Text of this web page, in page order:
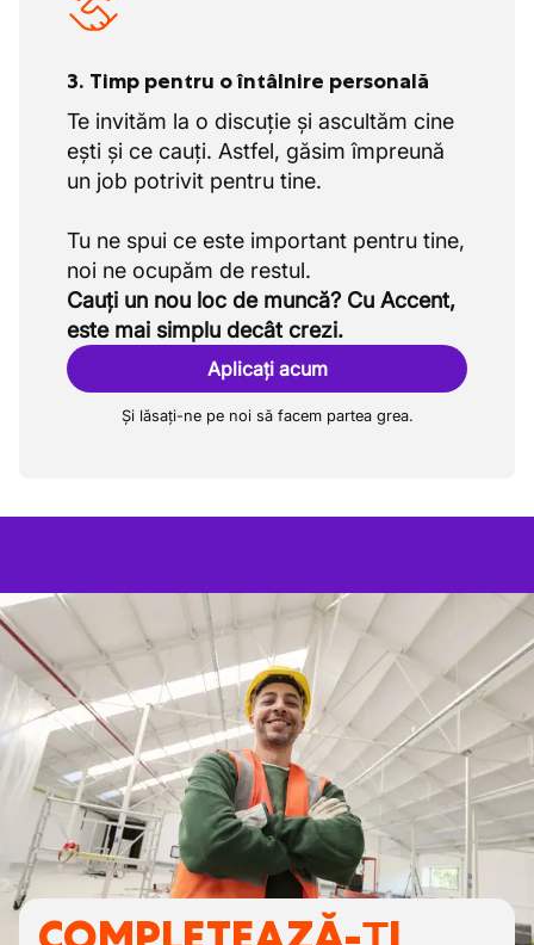
3. Timp pentru o întâlnire personală
Te invităm la o discuție și ascultăm cine
ești și ce cauți. Astfel, găsim împreună
un job potrivit pentru tine.
Tu ne spui ce este important pentru tine,
Cauți un nou loc de muncă? Cu Accent,
este mai simplu decât crezi.
Aplicați acum
Și lăsați-ne pe noi să facem partea grea.